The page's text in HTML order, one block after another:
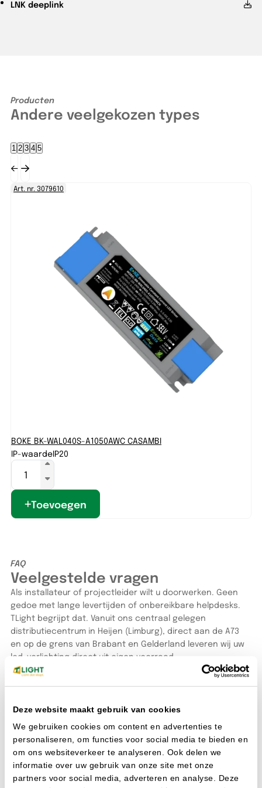
Deze website maakt gebruik van cookies
We gebruiken cookies om content en advertenties te
personaliseren, om functies voor social media te bieden en
om ons websiteverkeer te analyseren. Ook delen we
informatie over uw gebruik van onze site met onze
partners voor social media, adverteren en analyse. Deze
LNK deeplink
Producten
Andere veelgekozen types
1 2 3 4 5
Art. nr. 3079610
BOKE BK-WAL040S-A1050AWC CASAMBI
IP-waardeIP20
Toevoegen
FAQ
Veelgestelde vragen
Als installateur of projectleider wilt u doorwerken. Geen
gedoe met lange levertijden of onbereikbare helpdesks.
TLight begrijpt dat. Vanuit ons centraal gelegen
distributiecentrum in Heijen (Limburg), direct aan de A73
en op de grens van Brabant en Gelderland leveren wij uw
led-verlichting direct uit eigen voorraad.
Bestellen doet u hoe het u uitkomt: snel via de webshop of
met één telefoontje naar onze verkopers. Wilt u de
doorspreken? U bent altijd welkom in onze showroom. De
met u mee.
Alle veelgestelde vragen